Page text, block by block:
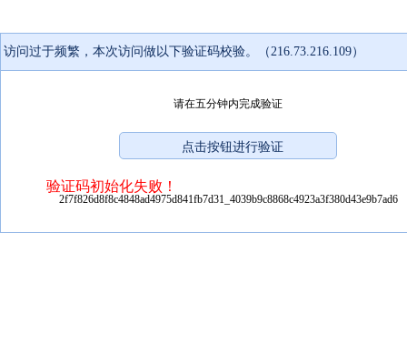
访问过于频繁，本次访问做以下验证码校验。（216.73.216.109）
请在五分钟内完成验证
验证码初始化失败！
2f7f826d8f8c4848ad4975d841fb7d31_4039b9c8868c4923a3f380d43e9b7ad6